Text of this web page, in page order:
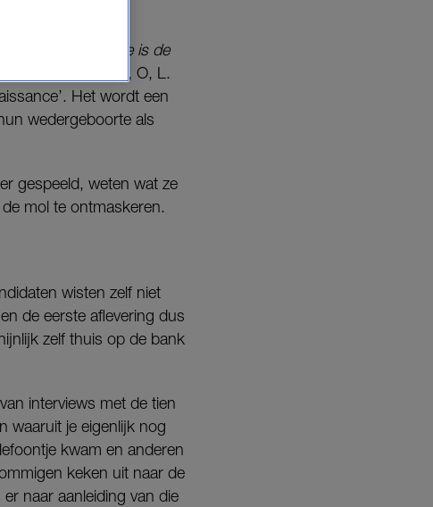
van
Wie is de
De letters M, O, L.
Het wordt een
wedergeboorte als
gespeeld, weten wat ze
mol te ontmaskeren.
wisten zelf niet
de eerste aflevering dus
zelf thuis op de bank
interviews met de tien
waaruit je eigenlijk nog
kwam en anderen
keken uit naar de
naar aanleiding van die